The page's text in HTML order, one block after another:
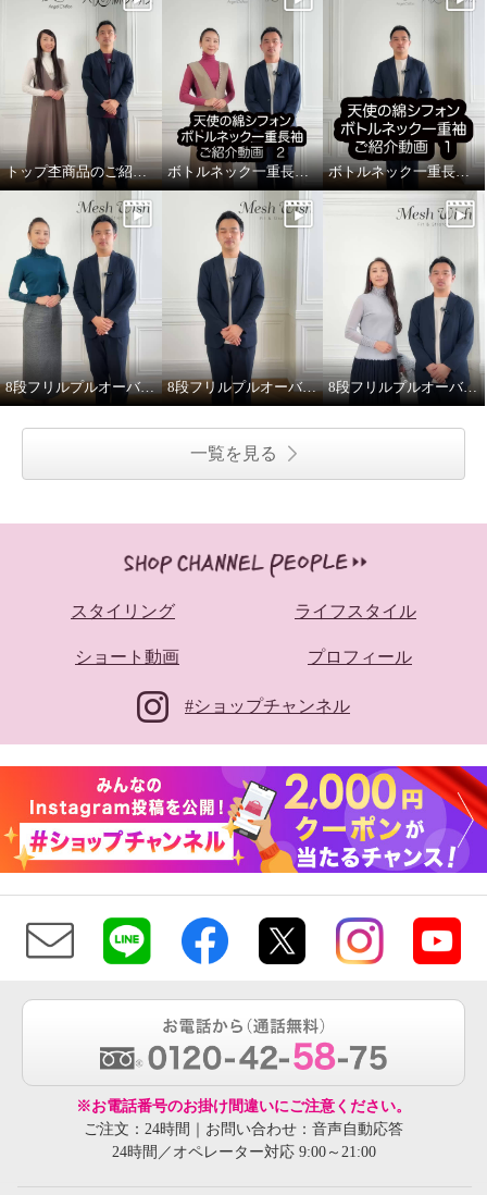
天使の綿シフォン 極上の肌触
り！ ボトルネック 五分袖プルオ
ーバー
フラミンゴ Ｍ
¥0
天使の綿シフォン 極上の肌触
り！ ボトルネック 五分袖プルオ
ーバー
ラグーン Ｍ
¥0
トップ杢商品のご紹介！ ボトルネック一重長袖 2 ボトルネック一重長袖 1
8段フリルプルオーバー その3 8段フリルプルオーバー その1 8段フリルプルオーバー その2
一覧を見る
スタイリング ライフスタイル
ショート動画 プロフィール
#ショップチャンネル
※お電話番号のお掛け間違いにご注意ください。
ご注文：24時間｜お問い合わせ：音声自動応答
24時間／オペレーター対応 9:00～21:00